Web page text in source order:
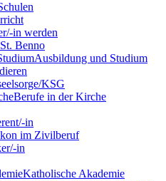
in werden
Benno
Ausbildung und Studium
KSG
Berufe in der Kirche
in
im Zivilberuf
in
Katholische Akademie